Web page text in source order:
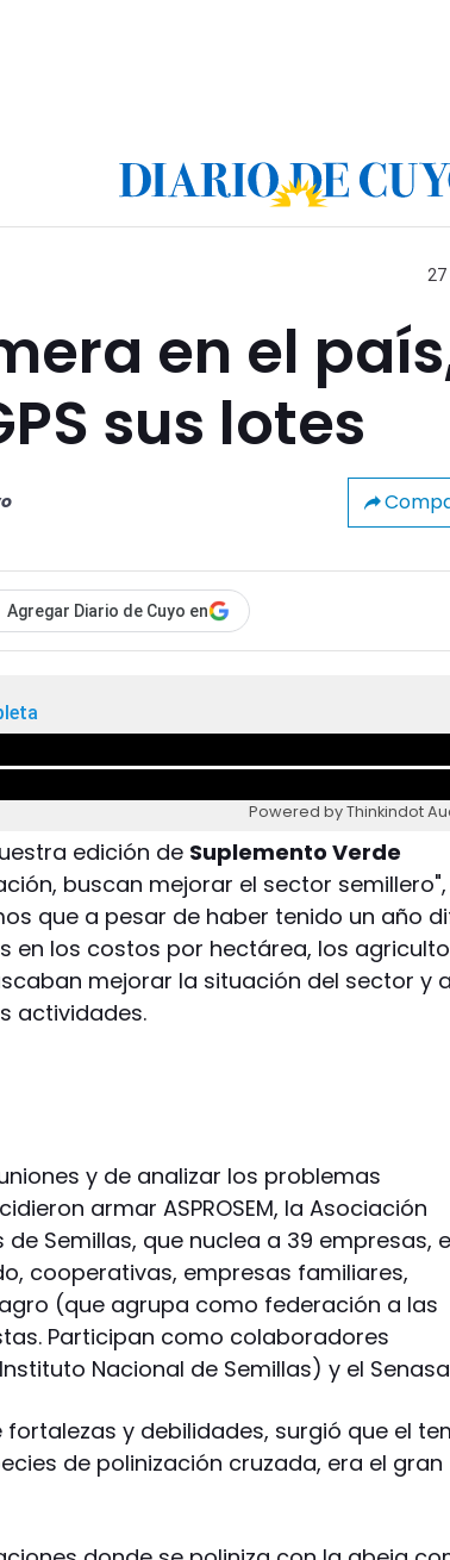
27
en el
sus lotes
Agregar Diario de Cuyo en
Powered by Thinkindot
edición de Suplemento Verde
buscan mejorar el sector semillero",
que a pesar de haber tenido un año
en los costos por hectárea, los
mejorar la situación del sector y a
actividades.
y de analizar los problemas
armar ASPROSEM, la Asociación
Semillas, que nuclea a 39 empresas,
cooperativas, empresas familiares,
(que agrupa como federación a las
Participan como colaboradores
Nacional de Semillas) y el
fortalezas y debilidades, surgió que el
de polinización cruzada, era el gran